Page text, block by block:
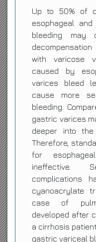
Up to 50% of
esophageal
bleeding
with varicose
caused by
varices bleed
cause more
bleeding.
gastric varices
deeper into the
Therefore,
for
ineffective.
complications
cyanoacrylate
case of
developed after
a cirrhosis
gastric variceal